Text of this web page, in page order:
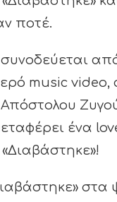
ποτέ.
συνοδεύεται
music video,
ένα
στα